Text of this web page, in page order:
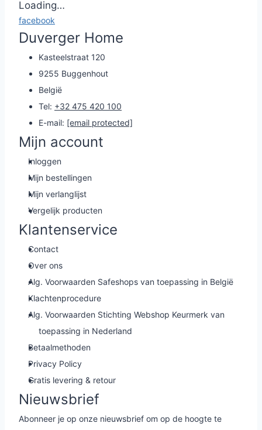
Loading…
facebook
Duverger Home
Kasteelstraat 120
9255 Buggenhout
België
Tel: +32 475 420 100
E-mail: [email protected]
Mijn account
Inloggen
Mijn bestellingen
Mijn verlanglijst
Vergelijk producten
Klantenservice
Contact
Over ons
Alg. Voorwaarden Safeshops van toepassing in België
Klachtenprocedure
Alg. Voorwaarden Stichting Webshop Keurmerk van
toepassing in Nederland
Betaalmethoden
Privacy Policy
Gratis levering & retour
Nieuwsbrief
Abonneer je op onze nieuwsbrief om op de hoogte te